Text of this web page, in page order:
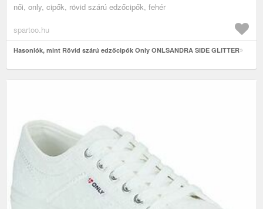
női, only, cipők, rövid szárú edzőcipők, fehér
spartoo.hu
Hasonlók, mint Rövid szárú edzőcipők Only ONLSANDRA SIDE GLITTER